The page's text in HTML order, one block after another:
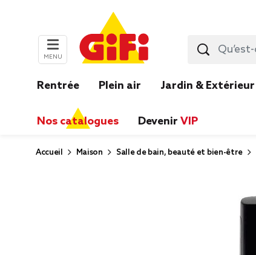
MENU
Rentrée Plein air Jardin & Extérieur
Nos catalogues Devenir VIP
Accueil Maison Salle de bain, beauté et bien-être